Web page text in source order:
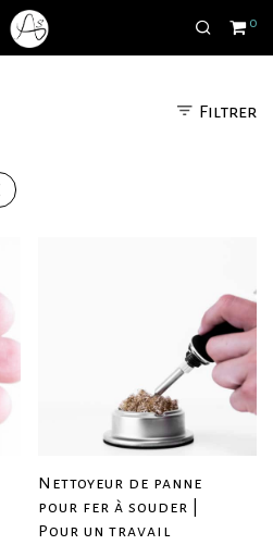
0
Filtrer
Nettoyeur de panne
pour fer à souder |
Pour un travail